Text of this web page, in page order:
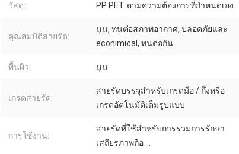
วัสดุ: PP PET ตามความต้องการที่กําหนดเอง
คุณสมบัติสายรัด:
นูน, ทนต่อสภาพอากาศ, ปลอดภัยและ
econimical, ทนต่อกัน
พื้นผิว: นูน
เกรดสายรัด:
สายรัดบรรจุสำหรับเกรดมือ / กึ่งหรือ
เกรดอัตโนมัติเต็มรูปแบบ
การใช้งาน:
สายรัดที่ใช้สำหรับการรวมการรักษา
เสถียรภาพถือ ...